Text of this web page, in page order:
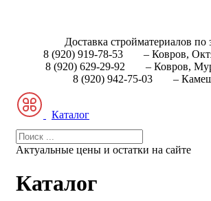
Доставка стройматериалов по
8 (920) 919-78-53
– Ковров,
8 (920) 629-29-92
– Ковров,
8 (920) 942-75-03
–
Каталог
Актуальные цены и остатки на сайте
Каталог